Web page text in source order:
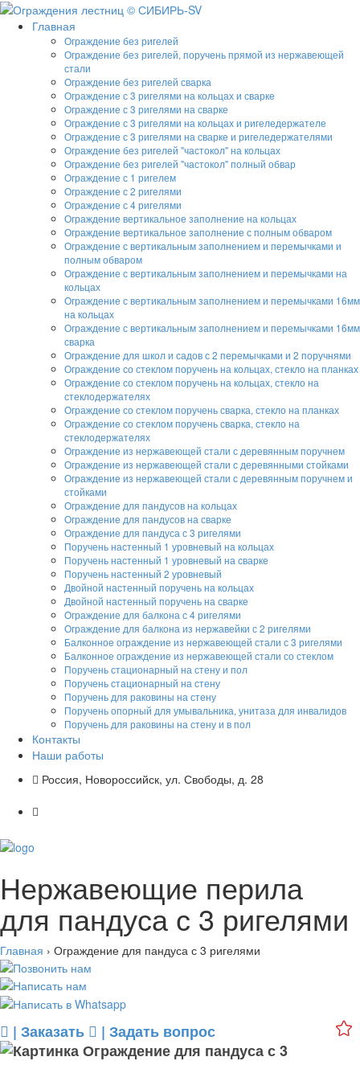
Главная
Ограждение без ригелей
Ограждение без ригелей, поручень прямой из нержавеющей
стали
Ограждение без ригелей сварка
Ограждение с 3 ригелями на кольцах и сварке
Ограждение с 3 ригелями на сварке
Ограждение с 3 ригелями на кольцах и ригеледержателе
Ограждение с 3 ригелями на сварке и ригеледержателями
Ограждение без ригелей "частокол" на кольцах
Ограждение без ригелей "частокол" полный обвар
Ограждение с 1 ригелем
Ограждение с 2 ригелями
Ограждение с 4 ригелями
Ограждение вертикальное заполнение на кольцах
Ограждение вертикальное заполнение с полным обваром
Ограждение с вертикальным заполнением и перемычками и
полным обваром
Ограждение с вертикальным заполнением и перемычками на
кольцах
Ограждение с вертикальным заполнением и перемычками 16мм
на кольцах
Ограждение с вертикальным заполнением и перемычками 16мм
сварка
Ограждение для школ и садов с 2 перемычками и 2 поручнями
Ограждение со стеклом поручень на кольцах, стекло на планках
Ограждение со стеклом поручень на кольцах, стекло на
стеклодержателях
Ограждение со стеклом поручень сварка, стекло на планках
Ограждение со стеклом поручень сварка, стекло на
стеклодержателях
Ограждение из нержавеющей стали с деревянным поручнем
Ограждение из нержавеющей стали с деревянными стойками
Ограждение из нержавеющей стали с деревянным поручнем и
стойками
Ограждение для пандусов на кольцах
Ограждение для пандусов на сварке
Ограждение для пандуса с 3 ригелями
Поручень настенный 1 уровневый на кольцах
Поручень настенный 1 уровневый на сварке
Поручень настенный 2 уровневый
Двойной настенный поручень на кольцах
Двойной настенный поручень на сварке
Ограждение для балкона с 4 ригелями
Ограждение для балкона из нержавейки с 2 ригелями
Балконное ограждение из нержавеющей стали с 3 ригелями
Балконное ограждение из нержавеющей стали со стеклом
Поручень стационарный на стену и пол
Поручень стационарный на стену
Поручень для раковины на стену
Поручень опорный для умывальника, унитаза для инвалидов
Поручень для раковины на стену и в пол
Контакты
Наши работы
Россия, Новороссийск, ул. Свободы, д. 28
Нержавеющие перила
для пандуса с 3 ригелями
Главная › Ограждение для пандуса с 3 ригелями
| Заказать | Задать вопрос